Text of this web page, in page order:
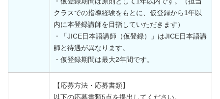
クラスでの指導経験をもとに、仮登録から1年以
内に本登録講師を目指していただきます）
・「JICE日本語講師（仮登録）」はJICE日本語講
師と待遇が異なります。
・仮登録期間は最大2年間です。
【応募方法・応募書類】
以下の応募書類5点を提出してください。